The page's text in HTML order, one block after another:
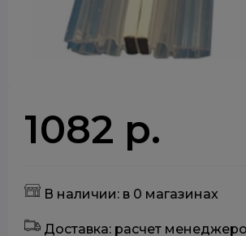
1082 р.
В наличии: в 0 магазинах
Доставка: расчет